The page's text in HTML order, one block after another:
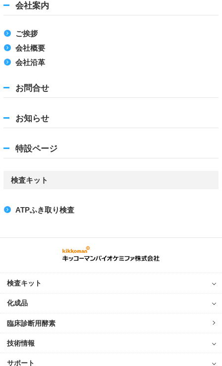
会社案内
ご挨拶
会社概要
会社沿革
お問合せ
お知らせ
特設ページ
検査キット
ATPふき取り検査
検査キット
化成品
臨床診断用酵素
技術情報
サポート